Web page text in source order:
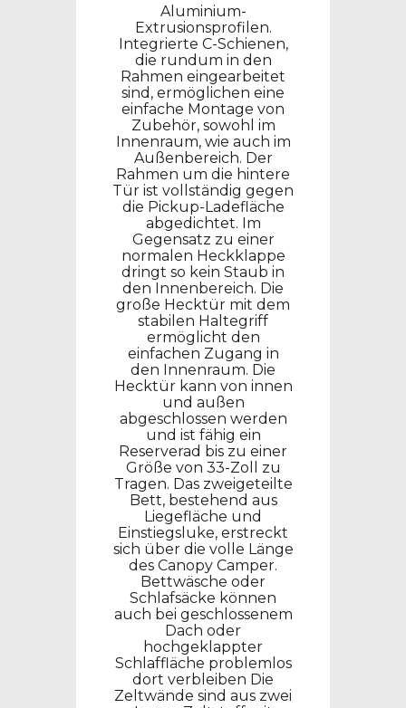
Aluminium-
Extrusionsprofilen.
Integrierte C-Schienen,
die rundum in den
Rahmen eingearbeitet
sind, ermöglichen eine
einfache Montage von
Zubehör, sowohl im
Innenraum, wie auch im
Außenbereich. Der
Rahmen um die hintere
Tür ist vollständig gegen
die Pickup-Ladefläche
abgedichtet. Im
Gegensatz zu einer
normalen Heckklappe
dringt so kein Staub in
den Innenbereich. Die
große Hecktür mit dem
stabilen Haltegriff
ermöglicht den
einfachen Zugang in
den Innenraum. Die
Hecktür kann von innen
und außen
abgeschlossen werden
und ist fähig ein
Reserverad bis zu einer
Größe von 33-Zoll zu
Tragen. Das zweigeteilte
Bett, bestehend aus
Liegefläche und
Einstiegsluke, erstreckt
sich über die volle Länge
des Canopy Camper.
Bettwäsche oder
Schlafsäcke können
auch bei geschlossenem
Dach oder
hochgeklappter
Schlaffläche problemlos
dort verbleiben Die
Zeltwände sind aus zwei